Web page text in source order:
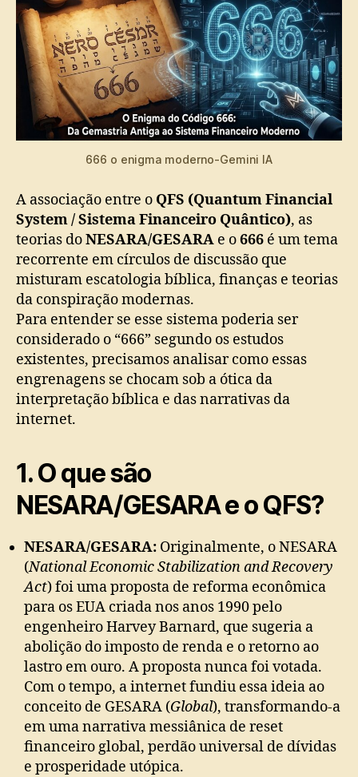
666 o enigma moderno-Gemini IA
A associação entre o QFS (Quantum Financial
System / Sistema Financeiro Quântico), as
teorias doNESARA/GESARA e o666 é um tema
recorrente em círculos de discussão que
misturam escatologia bíblica, finanças e teorias
da conspiração modernas.
Para entender se esse sistema poderia ser
considerado o “666” segundo os estudos
existentes, precisamos analisar como essas
engrenagens se chocam sob a ótica da
interpretação bíblica e das narrativas da
internet.
1. O que são
NESARA/GESARA e o QFS?
NESARA/GESARA: Originalmente, o NESARA
(National Economic Stabilization and Recovery
Act) foi uma proposta de reforma econômica
para os EUA criada nos anos 1990 pelo
engenheiro Harvey Barnard, que sugeria a
abolição do imposto de renda e o retorno ao
lastro em ouro. A proposta nunca foi votada.
Com o tempo, a internet fundiu essa ideia ao
conceito de GESARA (Global), transformando-a
em uma narrativa messiânica de reset
financeiro global, perdão universal de dívidas
e prosperidade utópica.